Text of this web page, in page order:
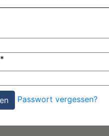
*
Passwort vergessen?